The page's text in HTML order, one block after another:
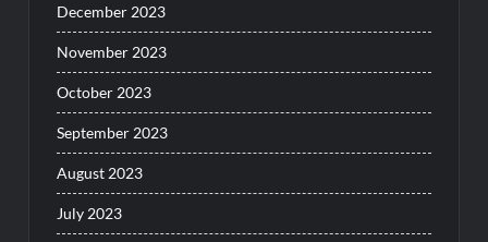
December 2023
November 2023
October 2023
September 2023
August 2023
July 2023